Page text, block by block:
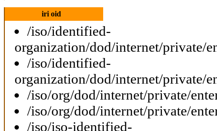
iri oid
/iso/identified-
organization/dod/internet/private/
/iso/identified-
organization/dod/internet/private/
/iso/org/dod/internet/private/
/iso/org/dod/internet/private/
/iso/iso-identified-